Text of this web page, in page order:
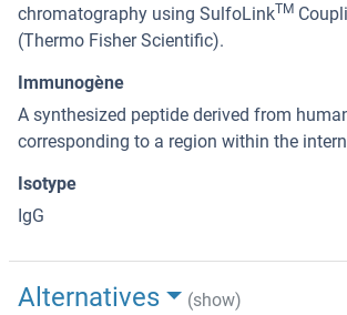
chromatography using SulfoLinkTM
(Thermo Fisher Scientific).
Immunogène
A synthesized peptide derived from
corresponding to a region within the
Isotype
IgG
Alternatives (show)